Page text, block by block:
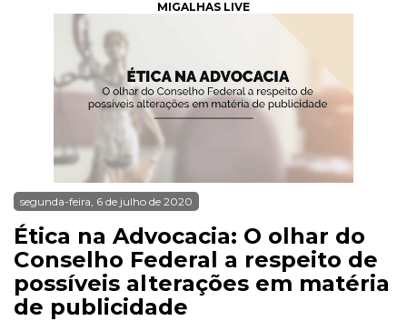
MIGALHAS LIVE
segunda-feira, 6 de julho de 2020
Ética na Advocacia: O olhar do
Conselho Federal a respeito de
possíveis alterações em matéria
de publicidade